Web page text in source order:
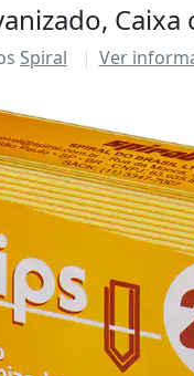
Caixa
Spiral Ver